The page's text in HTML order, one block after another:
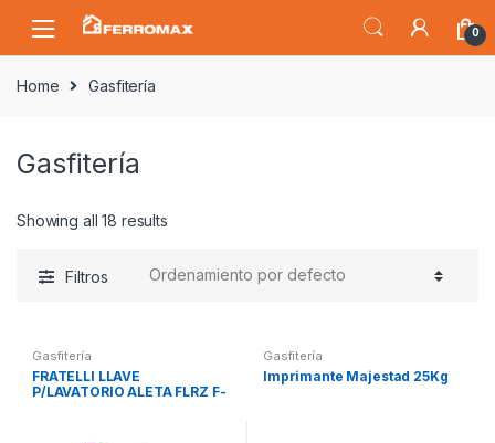
la
navegación
contenido
0
Home Gasfitería
Gasfitería
Showing all 18 results
Filtros
Gasfitería
FRATELLI LLAVE
P/LAVATORIO ALETA FLRZ F-
Gasfitería
Imprimante Majestad 25Kg